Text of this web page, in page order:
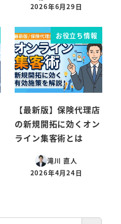
投稿日
2026年6月29日
お役立ち情報
【最新版】保険代理店
の新規開拓に効くオン
ライン集客術とは
滝川 直人
投稿日
2026年4月24日